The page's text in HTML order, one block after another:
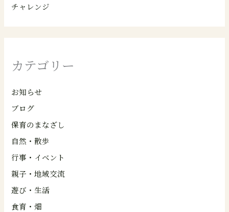
チャレンジ
カテゴリー
お知らせ
ブログ
保育のまなざし
自然・散歩
行事・イベント
親子・地域交流
遊び・生活
食育・畑